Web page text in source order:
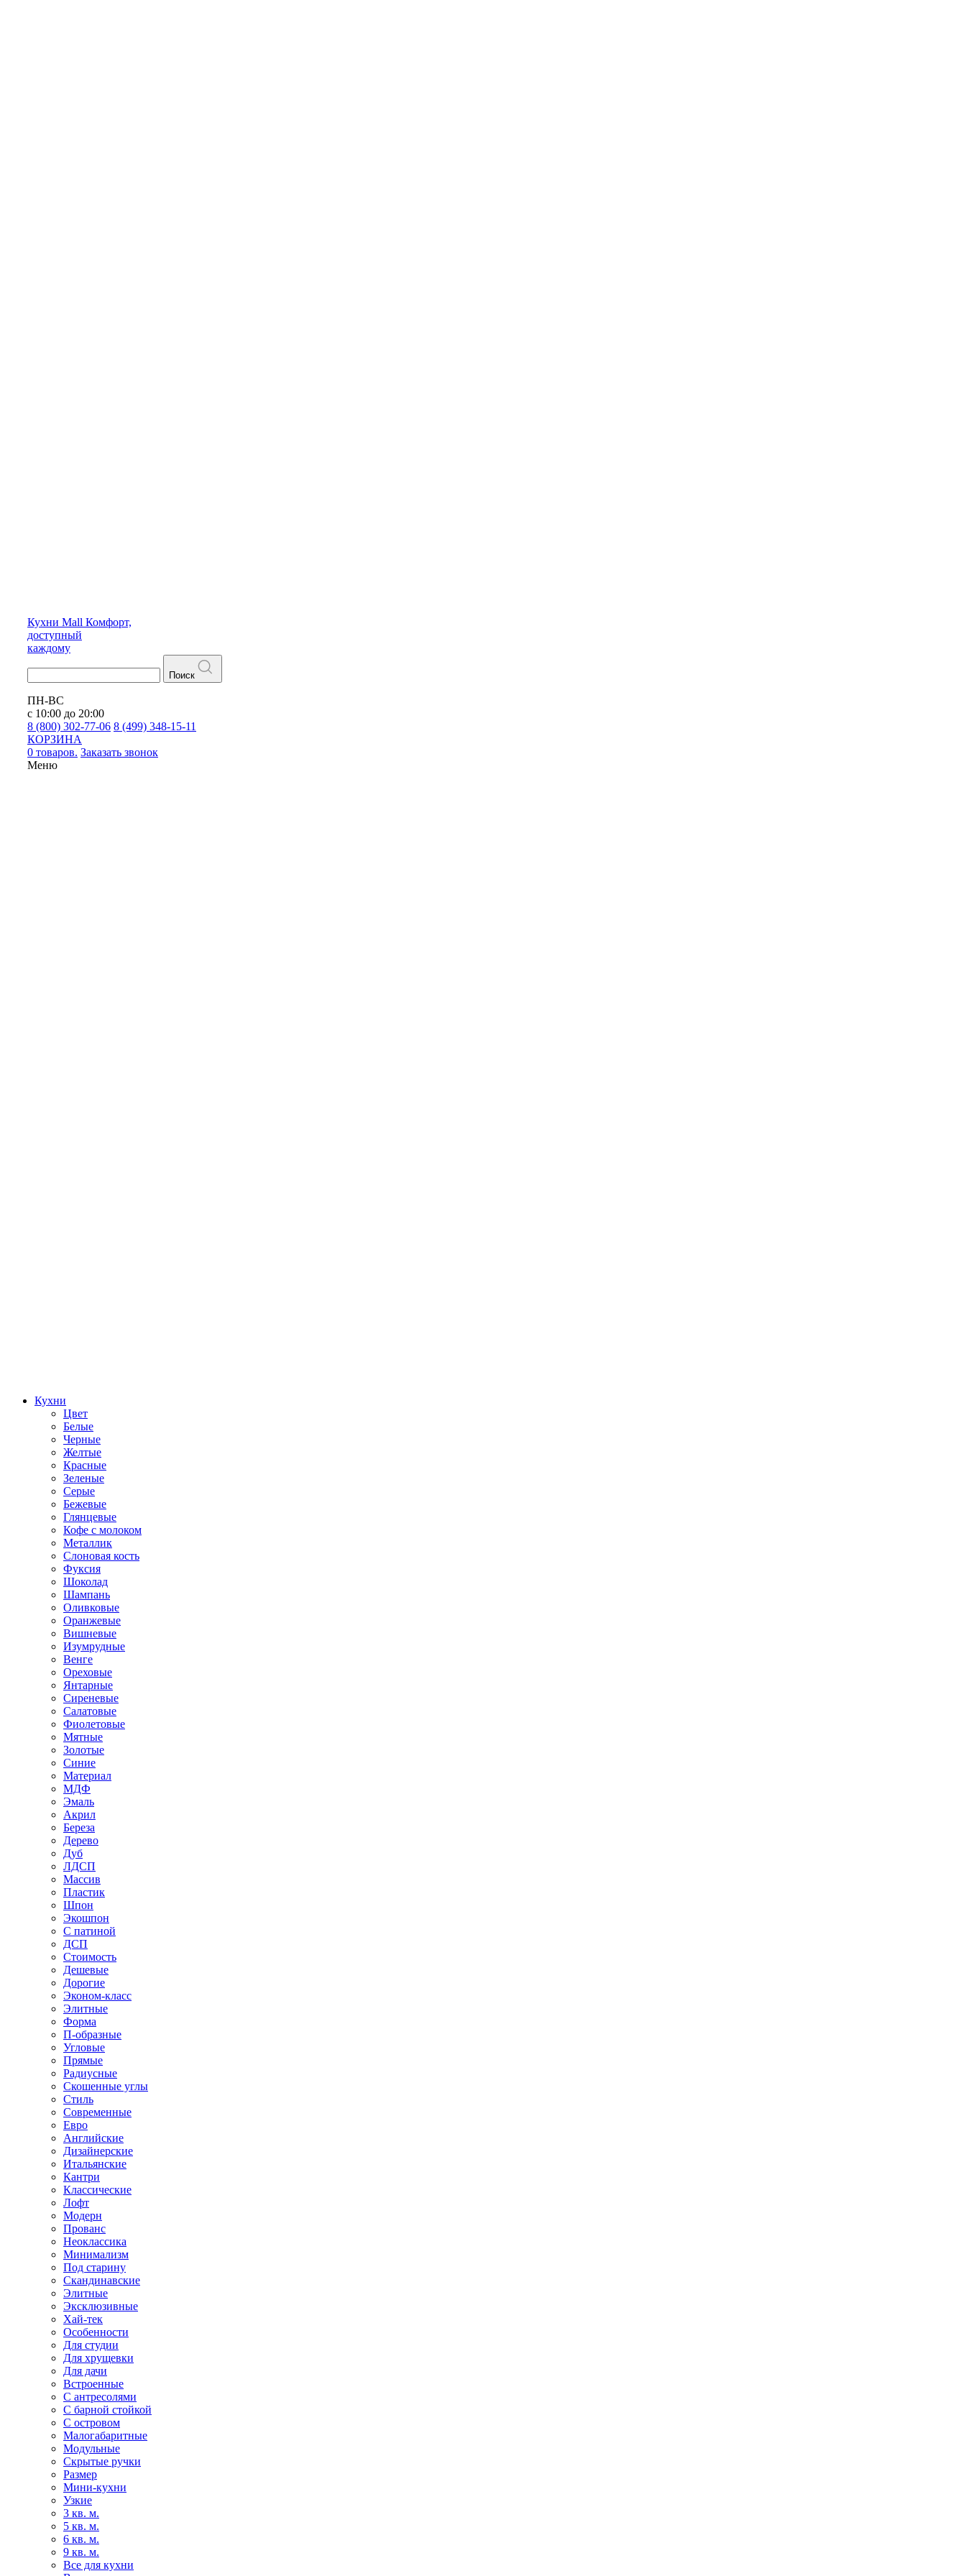
Кухни Mall Комфорт,
доступный
каждому
Поиск
ПН-ВС
с 10:00 до 20:00
8 (800) 302-77-06 8 (499) 348-15-11
КОРЗИНА
0 товаров. Заказать звонок
Меню
Кухни
Цвет
Белые
Черные
Желтые
Красные
Зеленые
Серые
Бежевые
Глянцевые
Кофе с молоком
Металлик
Слоновая кость
Фуксия
Шоколад
Шампань
Оливковые
Оранжевые
Вишневые
Изумрудные
Венге
Ореховые
Янтарные
Сиреневые
Салатовые
Фиолетовые
Мятные
Золотые
Синие
Материал
МДФ
Эмаль
Акрил
Береза
Дерево
Дуб
ЛДСП
Массив
Пластик
Шпон
Экошпон
С патиной
ДСП
Стоимость
Дешевые
Дорогие
Эконом-класс
Элитные
Форма
П-образные
Угловые
Прямые
Радиусные
Скошенные углы
Стиль
Современные
Евро
Английские
Дизайнерские
Итальянские
Кантри
Классические
Лофт
Модерн
Прованс
Неоклассика
Минимализм
Под старину
Скандинавские
Элитные
Эксклюзивные
Хай-тек
Особенности
Для студии
Для хрущевки
Для дачи
Встроенные
С антресолями
С барной стойкой
С островом
Малогабаритные
Модульные
Скрытые ручки
Размер
Мини-кухни
Узкие
3 кв. м.
5 кв. м.
6 кв. м.
9 кв. м.
Все для кухни